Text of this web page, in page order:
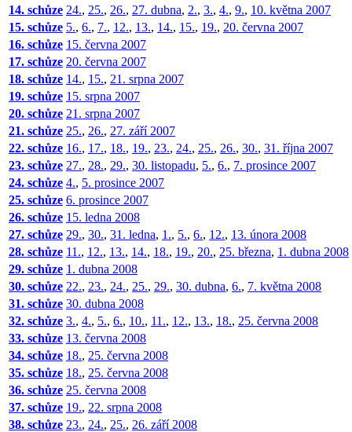
14. schůze 24., 25., 26., 27. dubna, 2., 3., 4., 9., 10. května 2007
15. schůze 5., 6., 7., 12., 13., 14., 15., 19., 20. června 2007
16. schůze 15. června 2007
17. schůze 20. června 2007
18. schůze 14., 15., 21. srpna 2007
19. schůze 15. srpna 2007
20. schůze 21. srpna 2007
21. schůze 25., 26., 27. září 2007
22. schůze 16., 17., 18., 19., 23., 24., 25., 26., 30., 31. října 2007
23. schůze 27., 28., 29., 30. listopadu, 5., 6., 7. prosince 2007
24. schůze 4., 5. prosince 2007
25. schůze 6. prosince 2007
26. schůze 15. ledna 2008
27. schůze 29., 30., 31. ledna, 1., 5., 6., 12., 13. února 2008
28. schůze 11., 12., 13., 14., 18., 19., 20., 25. března, 1. dubna 2008
29. schůze 1. dubna 2008
30. schůze 22., 23., 24., 25., 29., 30. dubna, 6., 7. května 2008
31. schůze 30. dubna 2008
32. schůze 3., 4., 5., 6., 10., 11., 12., 13., 18., 25. června 2008
33. schůze 13. června 2008
34. schůze 18., 25. června 2008
35. schůze 18., 25. června 2008
36. schůze 25. června 2008
37. schůze 19., 22. srpna 2008
38. schůze 23., 24., 25., 26. září 2008